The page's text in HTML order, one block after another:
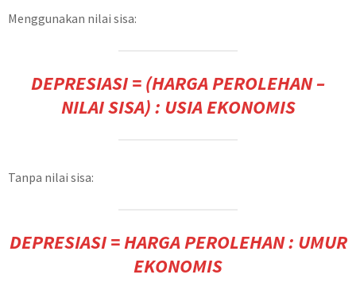
Menggunakan nilai sisa:
DEPRESIASI = (HARGA PEROLEHAN –
NILAI SISA) : USIA EKONOMIS
Tanpa nilai sisa:
DEPRESIASI = HARGA PEROLEHAN : UMUR
EKONOMIS